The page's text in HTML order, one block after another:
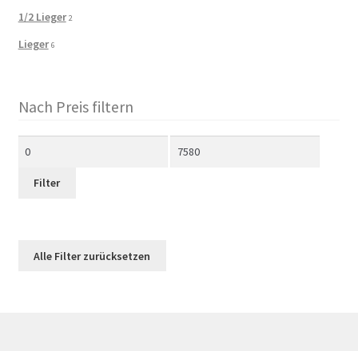
1/2 Lieger 2
Lieger 6
Nach Preis filtern
Filter
Alle Filter zurücksetzen